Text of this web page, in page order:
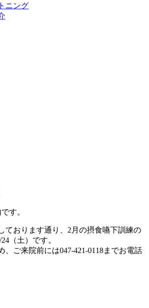
ニング
す。
ております通り、2月の摂食嚥下訓練の
（土）です。
、ご来院前には047-421-0118までお電話